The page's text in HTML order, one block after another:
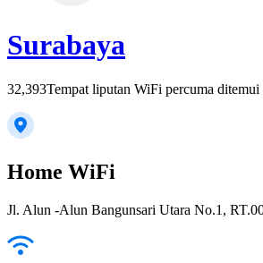
Surabaya
32,393Tempat liputan WiFi percuma ditemui
Home WiFi
Jl. Alun -Alun Bangunsari Utara No.1,